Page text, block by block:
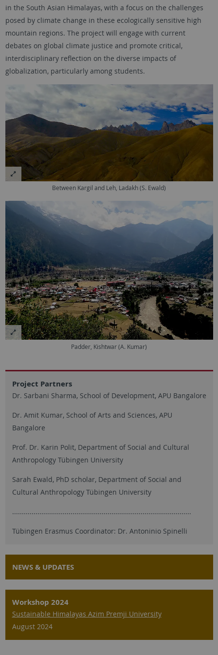
in the South Asian Himalayas, with a focus on the challenges
posed by climate change in these ecologically sensitive high
mountain regions. The project will engage with current
debates on global climate justice and promote critical,
interdisciplinary reflection on the diverse impacts of
globalization, particularly among students.
Between Kargil and Leh, Ladakh (S. Ewald)
Padder, Kishtwar (A. Kumar)
Project Partners
Dr. Sarbani Sharma, School of Development, APU Bangalore
Dr. Amit Kumar, School of Arts and Sciences, APU
Bangalore
Prof. Dr. Karin Polit, Department of Social and Cultural
Anthropology Tübingen University
Sarah Ewald, PhD scholar, Department of Social and
Cultural Anthropology Tübingen University
............................................................................................
Tübingen Erasmus Coordinator: Dr. Antoninio Spinelli
NEWS & UPDATES
Workshop 2024
Sustainable Himalayas Azim Premji University
August 2024